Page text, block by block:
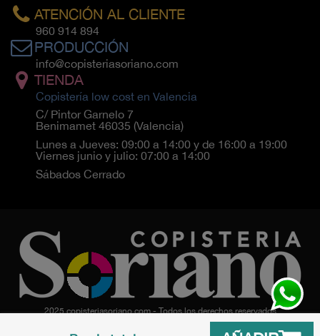
ATENCIÓN AL CLIENTE
960 914 894
PRODUCCIÓN
info@copisteriasoriano.com
TIENDA
Copistería low cost en Valencia
C/ Pintor Garnelo 7
Benimamet 46035 (Valencia)
Lunes a Jueves: 09:00 a 14:00 y de 16:00 a 19:00
Viernes junio y julio: 07:00 a 14:00
Sábados Cerrado
2025 copisteriasoriano.com - Todos los derechos reservados
Soluciones Web 365